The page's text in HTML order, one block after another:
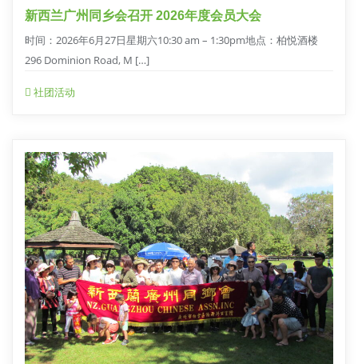
新西兰广州同乡会召开 2026年度会员大会
时间：2026年6月27日星期六10:30 am – 1:30pm地点：柏悦酒楼
296 Dominion Road, M […]
社团活动